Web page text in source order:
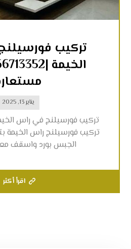
تركيب
يناير 13, 2025
تركيب فورسيلنج في راس
تركيب فورسيلنج راس الخيمة
الجبس بورد واسقف
اقرأ أكثر